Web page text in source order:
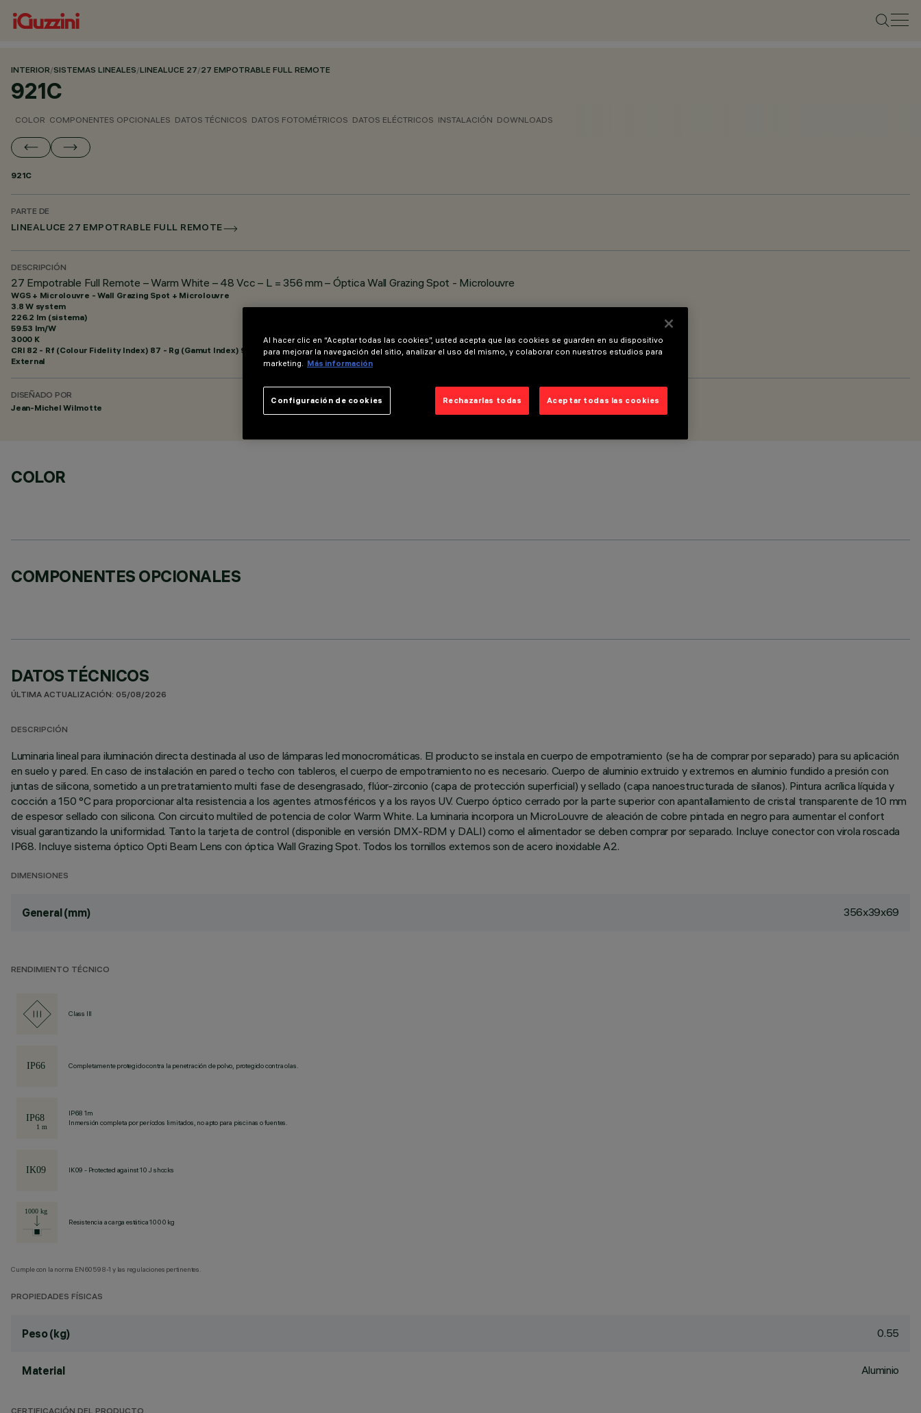
INTERIOR/SISTEMAS LINEALES/LINEALUCE 27/27 EMPOTRABLE FULL REMOTE
921C
COLOR COMPONENTES OPCIONALES DATOS TÉCNICOS DATOS FOTOMÉTRICOS DATOS ELÉCTRICOS INSTALACIÓN DOWNLOADS
921C
PARTE DE
LINEALUCE 27 EMPOTRABLE FULL REMOTE
DESCRIPCIÓN
27 Empotrable Full Remote – Warm White – 48 Vcc – L = 356 mm – Óptica Wall Grazing Spot - Microlouvre
WGS + Microlouvre - Wall Grazing Spot + Microlouvre
3.8 W system
226.2 lm (sistema)
59.53 lm/W
3000 K
CRI 82 - Rf (Colour Fidelity Index) 87 - Rg (Gamut Index) 95
External
DISEÑADO POR
Jean-Michel Wilmotte
COLOR
COMPONENTES OPCIONALES
DATOS TÉCNICOS
ÚLTIMA ACTUALIZACIÓN: 05/08/2026
DESCRIPCIÓN
Luminaria lineal para iluminación directa destinada al uso de lámparas led monocromáticas. El producto se instala en cuerpo de empotramiento (se ha de comprar por separado) para su aplicación
en suelo y pared. En caso de instalación en pared o techo con tableros, el cuerpo de empotramiento no es necesario. Cuerpo de aluminio extruido y extremos en aluminio fundido a presión con
juntas de silicona, sometido a un pretratamiento multi fase de desengrasado, flúor-zirconio (capa de protección superficial) y sellado (capa nanoestructurada de silanos). Pintura acrílica líquida y
cocción a 150 °C para proporcionar alta resistencia a los agentes atmosféricos y a los rayos UV. Cuerpo óptico cerrado por la parte superior con apantallamiento de cristal transparente de 10 mm
de espesor sellado con silicona. Con circuito multiled de potencia de color Warm White. La luminaria incorpora un MicroLouvre de aleación de cobre pintada en negro para aumentar el confort
visual garantizando la uniformidad. Tanto la tarjeta de control (disponible en versión DMX-RDM y DALI) como el alimentador se deben comprar por separado. Incluye conector con virola roscada
IP68. Incluye sistema óptico Opti Beam Lens con óptica Wall Grazing Spot. Todos los tornillos externos son de acero inoxidable A2.
DIMENSIONES
General (mm) 356x39x69
RENDIMIENTO TÉCNICO
Class III
Completamente protegido contra la penetración de polvo, protegido contra olas.
IP68 1m
Inmersión completa por períodos limitados, no apto para piscinas o fuentes.
IK09 - Protected against 10 J shocks
Resistencia a carga estática 1000 kg
Cumple con la norma EN60598-1 y las regulaciones pertinentes.
PROPIEDADES FÍSICAS
Peso (kg) 0.55
Material Aluminio
Al hacer clic en “Aceptar todas las cookies”, usted acepta que las cookies se guarden en su dispositivo
para mejorar la navegación del sitio, analizar el uso del mismo, y colaborar con nuestros estudios para
marketing. Más información
Rechazarlas todas Aceptar todas las cookies
Configuración de cookies